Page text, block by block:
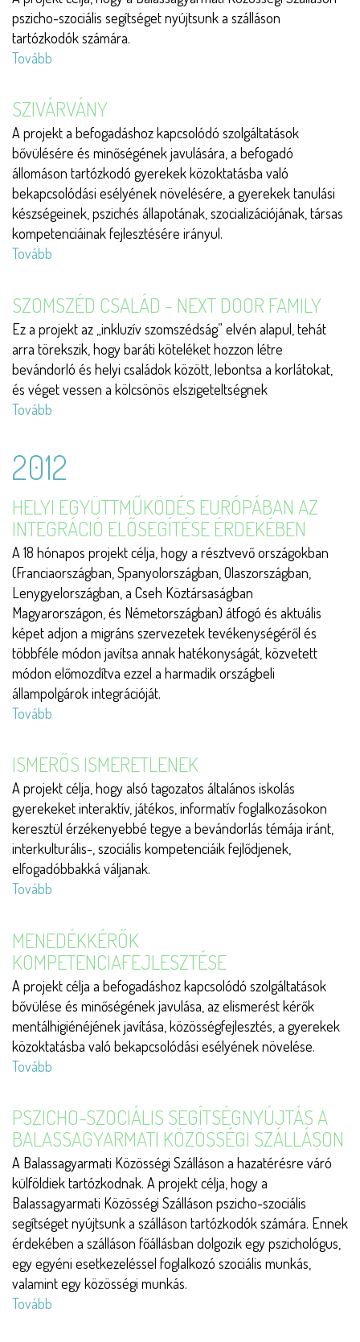
pszicho-szociális segítséget nyújtsunk a szálláson
tartózkodók számára.
Tovább
segítségnyújtás
a
Balassagyarmati
Közösségi
Szálláson
II.)
SZIVÁRVÁNY
A projekt a befogadáshoz kapcsolódó szolgáltatások
bővülésére és minőségének javulására, a befogadó
állomáson tartózkodó gyerekek közoktatásba való
bekapcsolódási esélyének növelésére, a gyerekek tanulási
készségeinek, pszichés állapotának, szocializációjának, társas
kompetenciáinak fejlesztésére irányul.
Tovább
SZOMSZÉD CSALÁD - NEXT DOOR FAMILY
Ez a projekt az „inkluzív szomszédság” elvén alapul, tehát
arra törekszik, hogy baráti köteléket hozzon létre
bevándorló és helyi családok között, lebontsa a korlátokat,
és véget vessen a kölcsönös elszigeteltségnek
Tovább
Next
Family)
2012
HELYI EGYÜTTMŰKÖDÉS EURÓPÁBAN AZ
INTEGRÁCIÓ ELŐSEGÍTÉSE ÉRDEKÉBEN
A 18 hónapos projekt célja, hogy a résztvevő országokban
(Franciaországban, Spanyolországban, Olaszországban,
Lenygyelországban, a Cseh Köztársaságban
Magyarországon, és Németországban) átfogó és aktuális
képet adjon a migráns szervezetek tevékenységéről és
többféle módon javítsa annak hatékonyságát, közvetett
módon előmozdítva ezzel a harmadik országbeli
állampolgárok integrációját.
Tovább
Európában
az
Integráció
Elősegítése
Érdekében)
ISMERŐS ISMERETLENEK
A projekt célja, hogy alsó tagozatos általános iskolás
gyerekeket interaktív, játékos, informatív foglalkozásokon
keresztül érzékenyebbé tegye a bevándorlás témája iránt,
interkulturális-, szociális kompetenciáik fejlődjenek,
elfogadóbbakká váljanak.
Tovább
MENEDÉKKÉRŐK
KOMPETENCIAFEJLESZTÉSE
A projekt célja a befogadáshoz kapcsolódó szolgáltatások
bővülése és minőségének javulása, az elismerést kérők
mentálhigiénéjének javítása, közösségfejlesztés, a gyerekek
közoktatásba való bekapcsolódási esélyének növelése.
Tovább
PSZICHO-SZOCIÁLIS SEGÍTSÉGNYÚJTÁS A
BALASSAGYARMATI KÖZÖSSÉGI SZÁLLÁSON
A Balassagyarmati Közösségi Szálláson a hazatérésre váró
külföldiek tartózkodnak. A projekt célja, hogy a
Balassagyarmati Közösségi Szálláson pszicho-szociális
segítséget nyújtsunk a szálláson tartózkodók számára. Ennek
érdekében a szálláson főállásban dolgozik egy pszichológus,
egy egyéni esetkezeléssel foglalkozó szociális munkás,
valamint egy közösségi munkás.
Tovább